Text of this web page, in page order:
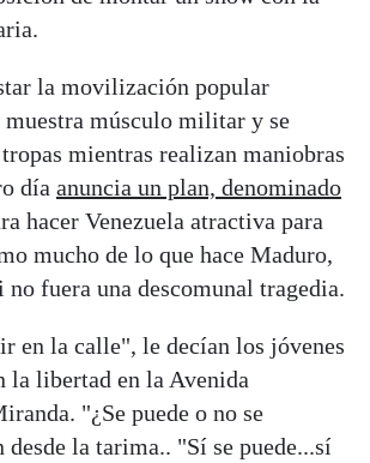
la movilización popular
músculo militar y se
mientras realizan maniobras
día anuncia un plan, denominado
hacer Venezuela atractiva para
mucho de lo que hace Maduro,
fuera una descomunal tragedia.
en la calle", le decían los jóvenes
la libertad en la Avenida
"¿Se puede o no se
desde la tarima.. "Sí se puede...sí